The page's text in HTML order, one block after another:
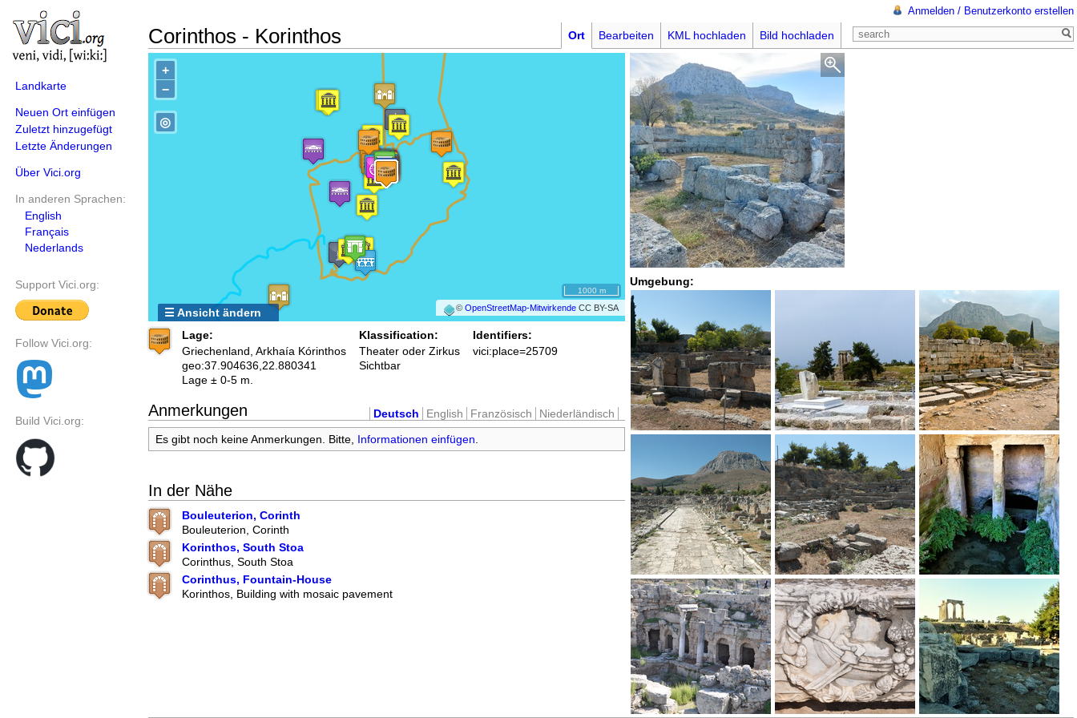
Landkarte
Neuen Ort einfügen
Zuletzt hinzugefügt
Letzte Änderungen
Über Vici.org
In anderen Sprachen:
English
Français
Nederlands
Support Vici.org:
Follow Vici.org:
Build Vici.org:
Corinthos - Korinthos
Anmelden / Benutzerkonto erstellen
Ort Bearbeiten KML hochladen Bild hochladen
+
−
©OpenStreetMap-Mitwirkende CC BY-SA
◎
1000 m
☰ Ansicht ändern
Umgebung:
Lage:
Griechenland, Arkhaía Kórinthos
geo:37.904636,22.880341
Lage ± 0-5 m.
Klassification:
Theater oder Zirkus
Sichtbar
Identifiers:
vici:place=25709
Anmerkungen Deutsch English Französisch
Niederländisch
Es gibt noch keine Anmerkungen. Bitte, Informationen einfügen.
In der Nähe
Bouleuterion, Corinth
Bouleuterion, Corinth
Korinthos, South Stoa
Corinthus, South Stoa
Corinthus, Fountain-House
Korinthos, Building with mosaic pavement